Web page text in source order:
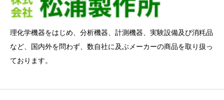
理化学機器をはじめ、分析機器、計測機器、実験設備及び消粍品
など、国内外を問わず、数自社に及ぶメーカーの商品を取り扱っ
ております。